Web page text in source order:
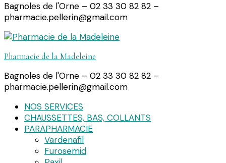
Bagnoles de l'Orne – 02 33 30 82 82 –
pharmacie.pellerin@gmail.com
Pharmacie de la Madeleine
Bagnoles de l'Orne – 02 33 30 82 82 –
pharmacie.pellerin@gmail.com
NOS SERVICES
CHAUSSETTES, BAS, COLLANTS
PARAPHARMACIE
Vardenafil
Furosemid